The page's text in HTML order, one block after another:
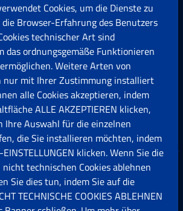
und Entschädigungen
und Freiberufler
Cookies, um die Dienste zu
Browser-Erfahrung des Benutzers
technischer Art sind
das ordnungsgemäße Funktionieren
Weitere Arten von
nur mit Ihrer Zustimmung installiert
alle Cookies akzeptieren, indem
ALLE AKZEPTIEREN klicken,
Ihre Auswahl für die einzelnen
die Sie installieren möchten, indem
klicken. Wenn Sie die
technischen Cookies ablehnen
Sie dies tun, indem Sie auf die
TECHNISCHE COOKIES ABLEHNEN